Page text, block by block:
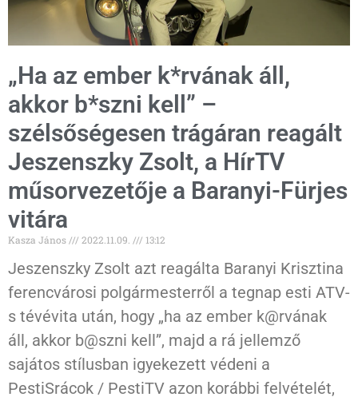
„Ha az ember k*rvának áll,
akkor b*szni kell” –
szélsőségesen trágáran reagált
Jeszenszky Zsolt, a HírTV
műsorvezetője a Baranyi-Fürjes
vitára
Kasza János 2022.11.09. 13:12
Jeszenszky Zsolt azt reagálta Baranyi Krisztina
ferencvárosi polgármesterről a tegnap esti ATV-
s tévévita után, hogy „ha az ember k@rvának
áll, akkor b@szni kell”, majd a rá jellemző
sajátos stílusban igyekezett védeni a
PestiSrácok / PestiTV azon korábbi felvételét,